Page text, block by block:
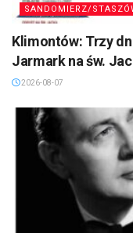
SANDOMIERZ/
Klimontów: Trzy
Jarmark na św.
2026-08-07